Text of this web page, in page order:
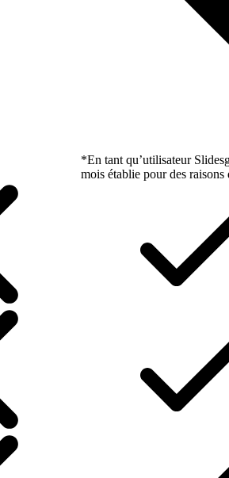
*En tant qu’utilisateur
mois établie pour des raisons